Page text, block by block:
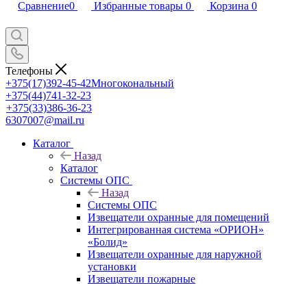
Сравнение0 Избранные товары 0 Корзина 0
Телефоны
+375(17)392-45-42Многокональный
+375(44)741-32-23
+375(33)386-36-23
6307007@mail.ru
Каталог
Назад
Каталог
Системы ОПС
Назад
Системы ОПС
Извещатели охранные для помещений
Интегрированная система «ОРИОН»
«Болид»
Извещатели охранные для наружной
установки
Извещатели пожарные